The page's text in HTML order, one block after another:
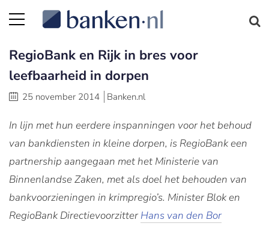
RegioBank en Rijk in bres voor
leefbaarheid in dorpen
25 november 2014 Banken.nl
In lijn met hun eerdere inspanningen voor het behoud
van bankdiensten in kleine dorpen, is RegioBank een
partnership aangegaan met het Ministerie van
Binnenlandse Zaken, met als doel het behouden van
bankvoorzieningen in krimpregio’s. Minister Blok en
RegioBank Directievoorzitter Hans van den Bor